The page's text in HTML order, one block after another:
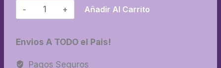
11-
Llamador
11
Añadir Al Carrito
Envios A TODO el Pais!
Pagos Seguros